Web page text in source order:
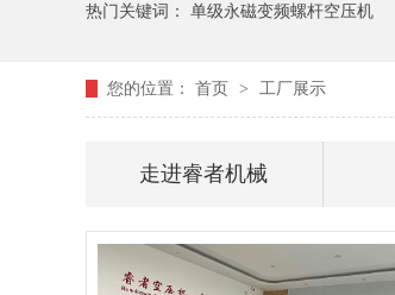
热门关键词： 单级永磁变频螺杆空压机
您的位置： 首页 > 工厂展示
走进睿者机械